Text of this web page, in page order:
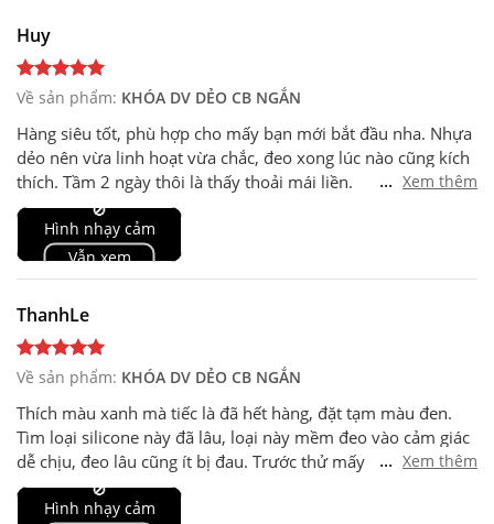
Huy
Về sản phẩm: KHÓA DV DẺO CB NGẮN
Hàng siêu tốt, phù hợp cho mấy bạn mới bắt đầu nha. Nhựa
dẻo nên vừa linh hoạt vừa chắc, đeo xong lúc nào cũng kích
thích. Tầm 2 ngày thôi là thấy thoải mái liền.
Khuyến khích dùng thêm dưỡng ẩm cho phần da quanh
base nha.
... Xem thêm
🚫
Hình nhạy cảm
Vẫn xem
ThanhLe
Về sản phẩm: KHÓA DV DẺO CB NGẮN
Thích màu xanh mà tiếc là đã hết hàng, đặt tạm màu đen.
Tìm loại silicone này đã lâu, loại này mềm đeo vào cảm giác
dễ chịu, đeo lâu cũng ít bị đau. Trước thử mấy loại cứng khá
khó khăn để dùng với bị đau trong quá trình đeo.
... Xem thêm
🚫
Hình nhạy cảm